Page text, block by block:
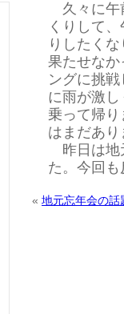
久々に午
くりして
りしたく
果たせな
ングに挑
に雨が激
乗って帰
はまだあ
昨日は地
た。今回
« 地元忘年会の話